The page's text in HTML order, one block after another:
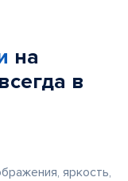
на
всегда в
яркость,